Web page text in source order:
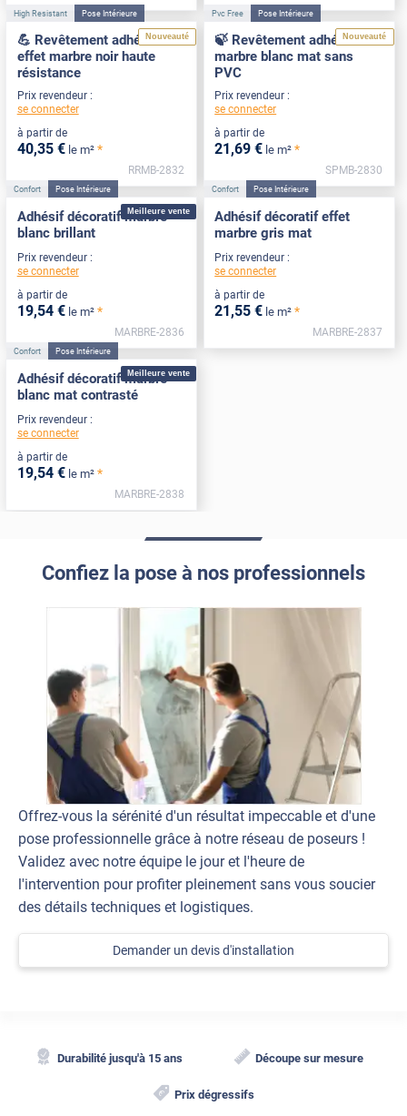
Nouveauté
High Resistant Pose Intérieure
💪 Revêtement adhésif
effet marbre noir haute
résistance
Prix revendeur :
se connecter
à partir de
40,35 € le m² *
RRMB-2832
Nouveauté
Pvc Free Pose Intérieure
🍃 Revêtement adhésif
marbre blanc mat sans
PVC
Prix revendeur :
se connecter
à partir de
21,69 € le m² *
SPMB-2830
Meilleure vente
Confort Pose Intérieure
Adhésif décoratif marbre
blanc brillant
Prix revendeur :
se connecter
à partir de
19,54 € le m² *
MARBRE-2836
Confort Pose Intérieure
Adhésif décoratif effet
marbre gris mat
Prix revendeur :
se connecter
à partir de
21,55 € le m² *
MARBRE-2837
Meilleure vente
Confort Pose Intérieure
Adhésif décoratif marbre
blanc mat contrasté
Prix revendeur :
se connecter
à partir de
19,54 € le m² *
MARBRE-2838
Confiez la pose à nos professionnels
Offrez-vous la sérénité d'un résultat impeccable et d'une
pose professionnelle grâce à notre réseau de poseurs !
Validez avec notre équipe le jour et l'heure de
l'intervention pour profiter pleinement sans vous soucier
des détails techniques et logistiques.
Demander un devis d'installation
Durabilité jusqu'à 15 ans Découpe sur mesure
Prix dégressifs